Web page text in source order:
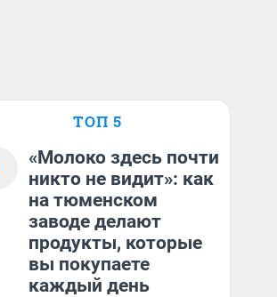
ТОП 5
«Молоко здесь почти
никто не видит»: как
на тюменском
заводе делают
продукты, которые
вы покупаете
каждый день